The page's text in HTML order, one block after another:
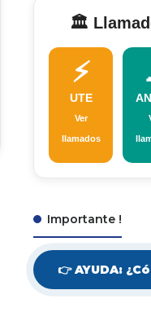
🏛️
⚡
UTE
Ver
llamados
Importante !
👉 AYUDA: